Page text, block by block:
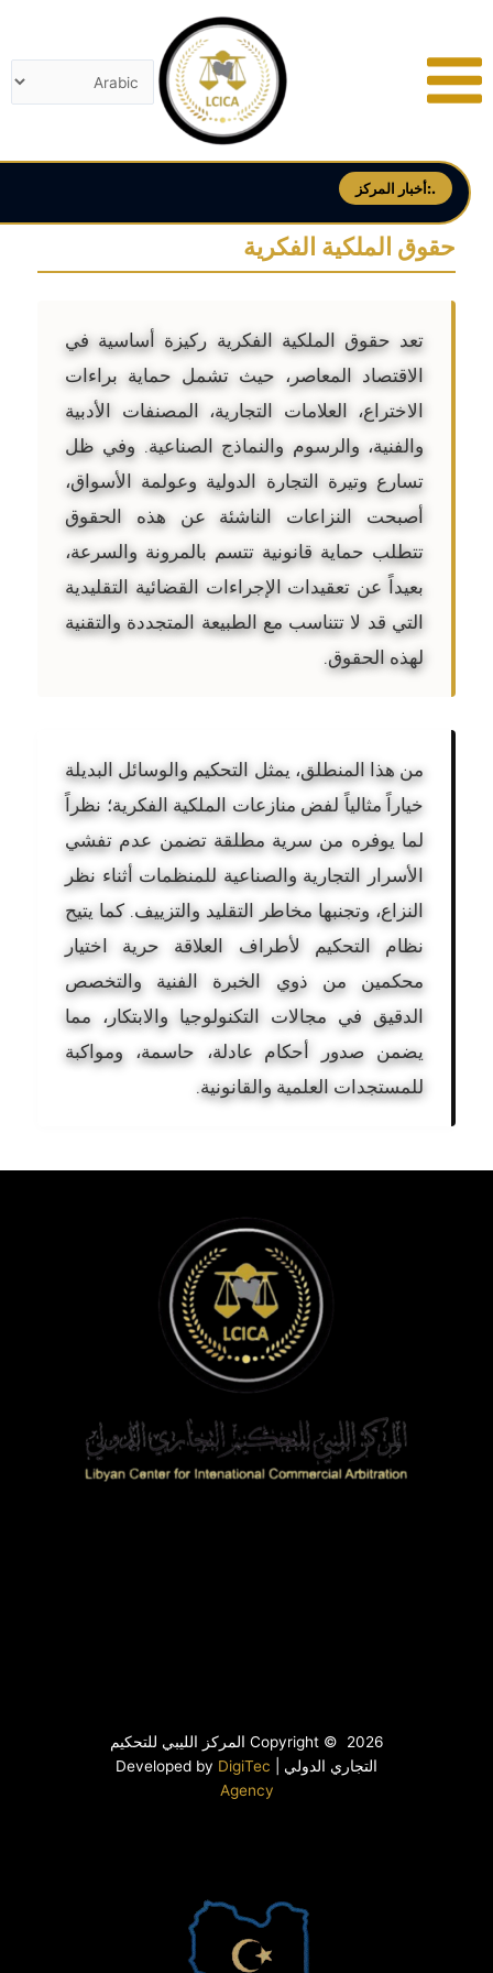
المحتوى
أخبار المركز:.
حقوق الملكية الفكرية
تعد حقوق الملكية الفكرية ركيزة أساسية في
الاقتصاد المعاصر، حيث تشمل حماية براءات
الاختراع، العلامات التجارية، المصنفات الأدبية
والفنية، والرسوم والنماذج الصناعية. وفي ظل
تسارع وتيرة التجارة الدولية وعولمة الأسواق،
أصبحت النزاعات الناشئة عن هذه الحقوق
تتطلب حماية قانونية تتسم بالمرونة والسرعة،
بعيداً عن تعقيدات الإجراءات القضائية التقليدية
التي قد لا تتناسب مع الطبيعة المتجددة والتقنية
لهذه الحقوق.
من هذا المنطلق، يمثل التحكيم والوسائل البديلة
خياراً مثالياً لفض منازعات الملكية الفكرية؛ نظراً
لما يوفره من سرية مطلقة تضمن عدم تفشي
الأسرار التجارية والصناعية للمنظمات أثناء نظر
النزاع، وتجنبها مخاطر التقليد والتزييف. كما يتيح
نظام التحكيم لأطراف العلاقة حرية اختيار
محكمين من ذوي الخبرة الفنية والتخصص
الدقيق في مجالات التكنولوجيا والابتكار، مما
يضمن صدور أحكام عادلة، حاسمة، ومواكبة
للمستجدات العلمية والقانونية.
Copyright © 2026 المركز الليبي للتحكيم
التجاري الدولي | Developed by DigiTec
Agency